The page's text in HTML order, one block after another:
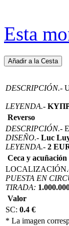
Esta
DESCRIPCIÓN.-
LEYENDA.-
Reverso
DESCRIPCIÓN.-
DISEÑO.- Luc
LEYENDA.- 2
Ceca y acuñación
PUESTA EN
TIRADA:
Valor
SC: 0.4 €
* La imagen